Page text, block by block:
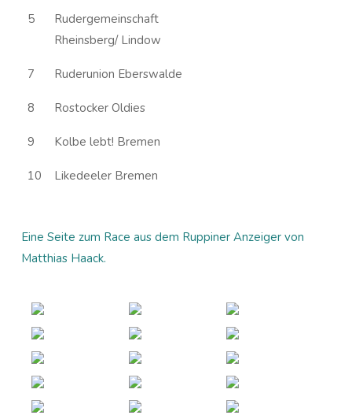
5
Rudergemeinschaft
Rheinsberg/ Lindow
7 Ruderunion Eberswalde
8 Rostocker Oldies
9 Kolbe lebt! Bremen
10 Likedeeler Bremen
Eine Seite zum Race aus dem Ruppiner Anzeiger von
Matthias Haack.